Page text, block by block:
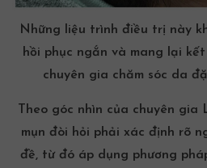
Những liệu trình điều trị này
hồi phục ngắn và mang lại
chuyên gia chăm sóc da
Theo góc nhìn của chuyên gia
mụn đòi hỏi phải xác định rõ
đề, từ đó áp dụng phương